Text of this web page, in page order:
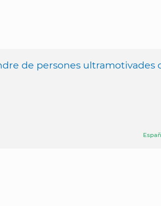
de persones ultramotivades